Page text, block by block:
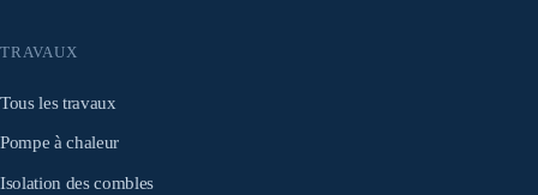
TRAVAUX
Tous les travaux
Pompe à chaleur
Isolation des combles